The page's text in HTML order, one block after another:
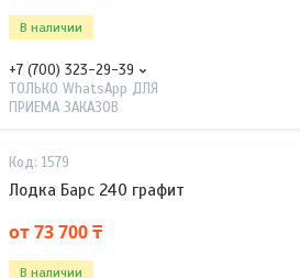
В наличии
+7 (700) 323-29-39
ТОЛЬКО WhatsApp ДЛЯ
ПРИЕМА ЗАКАЗОВ
1579
Лодка Барс 240 графит
от 73 700 ₸
В наличии